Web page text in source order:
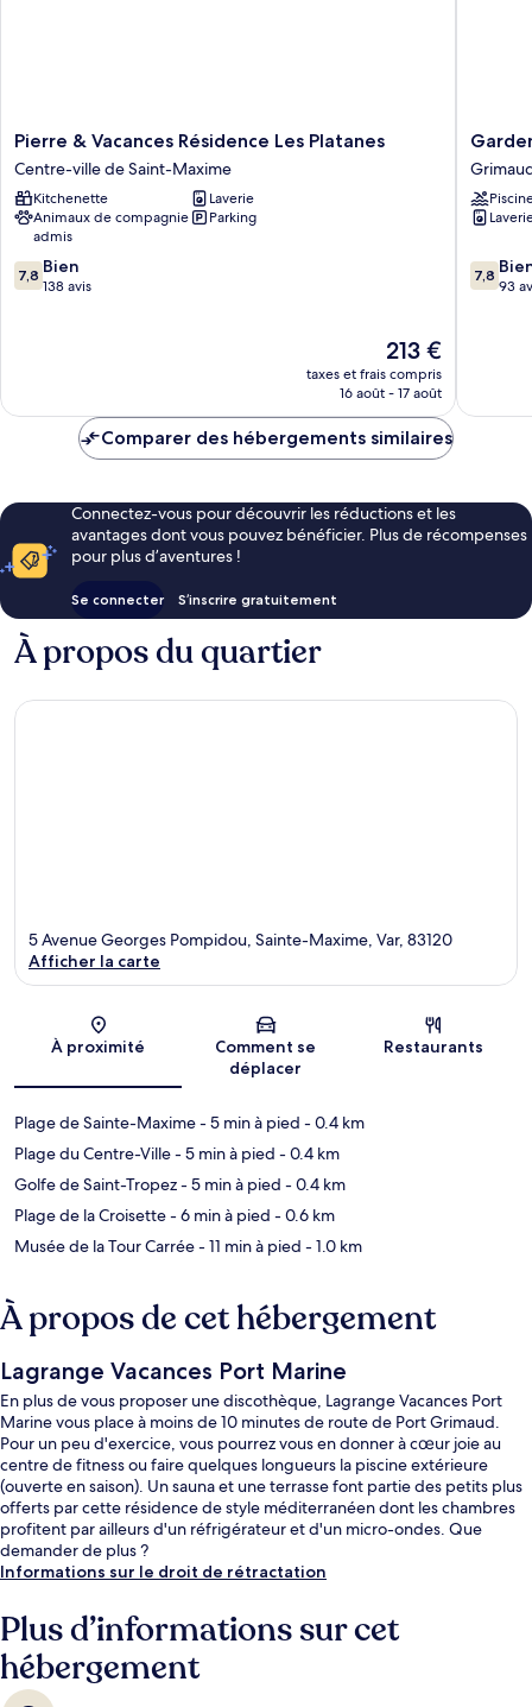
Pierre
&
Vacances
Résidence
Les
Platanes
Centre-
ville
Pierre & Vacances Résidence Les Platanes
Centre-ville de Saint-Maxime
Kitchenette
Laverie
Animaux de compagnie
admis
Parking
7.8
sur
7,8 Bien
138 avis
Le
nouveau
prix
de
213 €
taxes et frais compris
16 août - 17 août
Garden
&
City
Les
Bastides
7.8
sur
7,8
93
Comparer des hébergements similaires
Connectez-vous pour découvrir les réductions et les
avantages dont vous pouvez bénéficier. Plus de récompenses
pour plus d’aventures !
Se connecter S’inscrire gratuitement
À propos du quartier
Carte
5 Avenue Georges Pompidou, Sainte-Maxime, Var, 83120
Afficher la carte
À proximité
Comment se
déplacer
Restaurants
Plage de Sainte-Maxime- 5 min à pied - 0.4 km
Plage du Centre-Ville- 5 min à pied - 0.4 km
Golfe de Saint-Tropez- 5 min à pied - 0.4 km
Plage de la Croisette- 6 min à pied - 0.6 km
Musée de la Tour Carrée- 11 min à pied - 1.0 km
À propos de cet hébergement
Lagrange Vacances Port Marine
En plus de vous proposer une discothèque, Lagrange Vacances Port
Marine vous place à moins de 10 minutes de route de Port Grimaud.
Pour un peu d'exercice, vous pourrez vous en donner à cœur joie au
centre de fitness ou faire quelques longueurs la piscine extérieure
(ouverte en saison). Un sauna et une terrasse font partie des petits plus
offerts par cette résidence de style méditerranéen dont les chambres
profitent par ailleurs d'un réfrigérateur et d'un micro-ondes. Que
demander de plus ?
Informations sur le droit de rétractation
Plus d’informations sur cet
hébergement